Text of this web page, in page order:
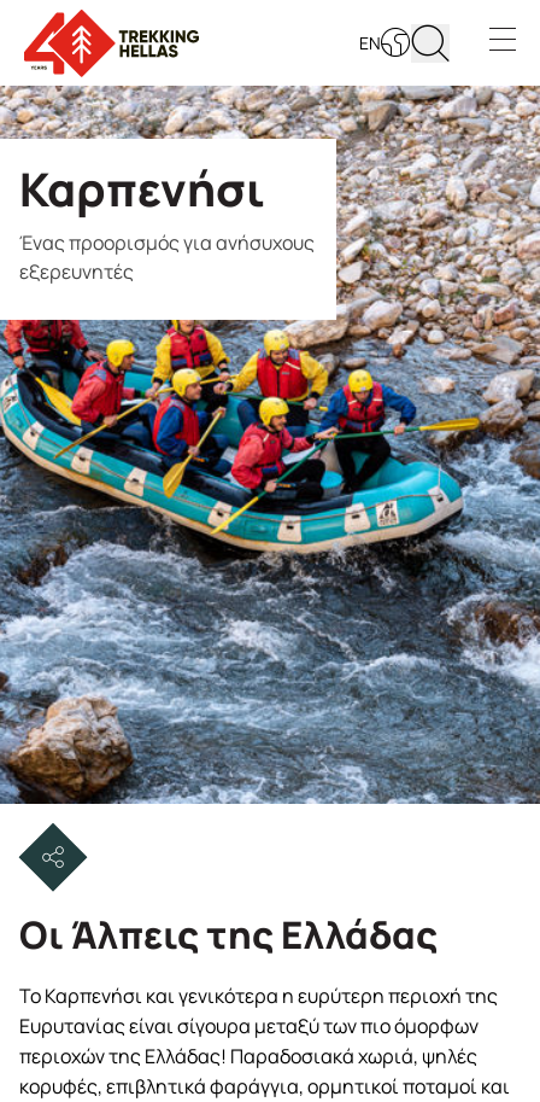
EN
Open
Καρπενήσι
Ένας προορισμός για ανήσυχους
εξερευνητές
Οι Άλπεις της Ελλάδας
Το Καρπενήσι και γενικότερα η ευρύτερη περιοχή της
Ευρυτανίας είναι σίγουρα μεταξύ των πιο όμορφων
περιοχών της Ελλάδας! Παραδοσιακά χωριά, ψηλές
κορυφές, επιβλητικά φαράγγια, ορμητικοί ποταμοί και